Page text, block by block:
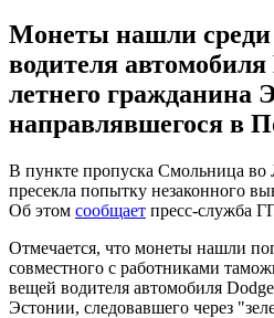
Монеты нашли
водителя автомобиля
летнего гражданина
направлявшегося в
В пункте пропуска Смольница во
пресекла попытку незаконного
Об этом сообщает пресс-служба
Отмечается, что монеты нашли
совместного с работниками
вещей водителя автомобиля
Эстонии, следовавшего через